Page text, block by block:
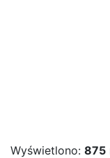
Wyświetlono: 875